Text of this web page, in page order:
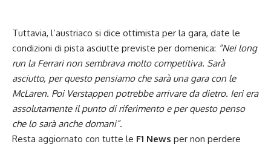
Tuttavia, l’austriaco si dice ottimista per la gara, date le
condizioni di pista asciutte previste per domenica: “Nei long
run la Ferrari non sembrava molto competitiva. Sarà
asciutto, per questo pensiamo che sarà una gara con le
McLaren. Poi Verstappen potrebbe arrivare da dietro. Ieri era
assolutamente il punto di riferimento e per questo penso
che lo sarà anche domani”.
Resta aggiornato con tutte le F1 News per non perdere